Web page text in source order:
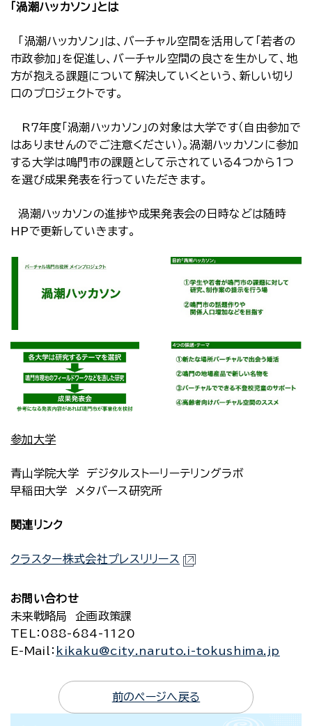
「渦潮ハッカソン」とは
「渦潮ハッカソン」は、バーチャル空間を活用して「若者の
市政参加」を促進し、バーチャル空間の良さを生かして、地
方が抱える課題について解決していくという、新しい切り
口のプロジェクトです。
R７年度「渦潮ハッカソン」の対象は大学です（自由参加で
はありませんのでご注意ください）。渦潮ハッカソンに参加
する大学は鳴門市の課題として示されている４つから１つ
を選び成果発表を行っていただきます。
渦潮ハッカソンの進捗や成果発表会の日時などは随時
HPで更新していきます。
参加大学
青山学院大学 デジタルストーリーテリングラボ
早稲田大学 メタバース研究所
関連リンク
クラスター株式会社プレスリリース
お問い合わせ
未来戦略局 企画政策課
TEL
：088-684-1120
E-Mail
： kikaku@city.naruto.i-tokushima.jp
前のページへ戻る